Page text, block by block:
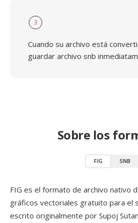
3
Cuando su archivo está
guardar archivo snb
Sobre los
FIG SNB
FIG es el formato de archivo nativo
gráficos vectoriales gratuito para el
escrito originalmente por Supoj